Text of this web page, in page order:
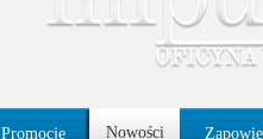
Promocje Nowości